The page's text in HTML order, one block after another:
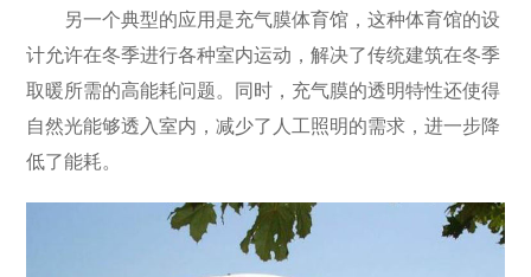
另一个典型的应用是充气膜体育馆，这种体育馆的设
计允许在冬季进行各种室内运动，解决了传统建筑在冬季
取暖所需的高能耗问题。同时，充气膜的透明特性还使得
自然光能够透入室内，减少了人工照明的需求，进一步降
低了能耗。